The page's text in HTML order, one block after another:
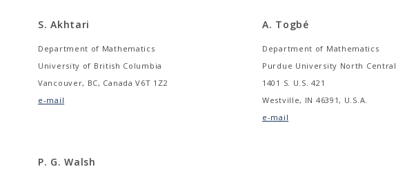
S. Akhtari
Department of Mathematics
University of British Columbia
Vancouver, BC, Canada V6T 1Z2
e-mail
A. Togbé
Department of Mathematics
Purdue University North Central
1401 S. U.S. 421
Westville, IN 46391, U.S.A.
e-mail
P. G. Walsh